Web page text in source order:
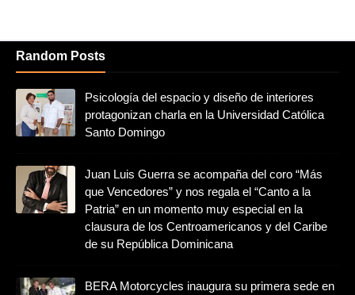
Random Posts
Psicología del espacio y diseño de interiores
protagonizan charla en la Universidad Católica
Santo Domingo
Juan Luis Guerra se acompaña del coro “Más
que Vencedores” y nos regala el “Canto a la
Patria” en un momento muy especial en la
clausura de los Centroamericanos y del Caribe
de su República Dominicana
BERA Motorcycles inaugura su primera sede en